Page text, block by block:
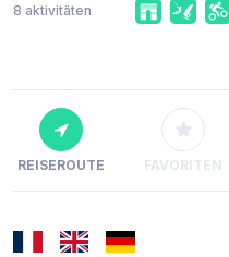
8 aktivitäten
REISEROUTE FAVORITEN